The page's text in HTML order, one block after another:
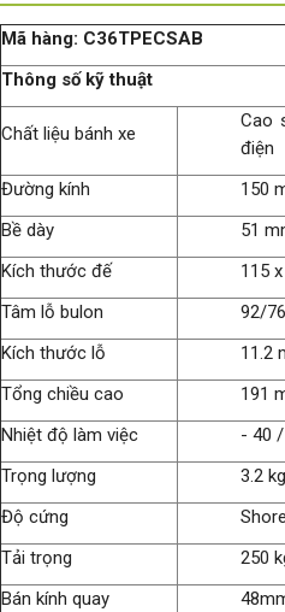
Mã hàng: C36TPECSAB
Thông sốkỹthuật
Chất liệu bánh xe
Cao
điện
Đường kính
150
Bề dày
51
Kích thước đế
115
Tâm lỗ bulon
92/
Kích thước lỗ
11.2
Tổng chiều cao
191
Nhiệt độ làm việc
- 40 /
Trọng lượng
3.2 kg
Độ cứng
Tải trọng
250
Bán kính quay